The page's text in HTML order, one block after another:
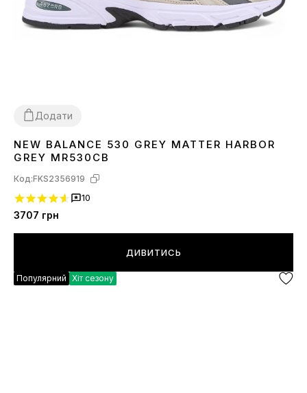
Додати
3637 3839404142 4344
NEW BALANCE 530 GREY MATTER HARBOR
GREY MR530CB
Код:FKS2356919
10
3707 грн
ДИВИТИСЬ
Популярний Хіт сезону